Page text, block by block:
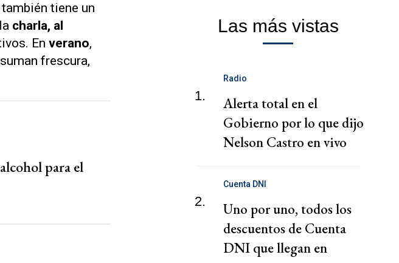
también tiene un
charla, al
En verano,
frescura,
para el
Las más vistas
1.
Radio
Alerta total en el
Gobierno por lo que dijo
Nelson Castro en vivo
2.
Cuenta DNI
Uno por uno, todos los
descuentos de Cuenta
DNI que llegan en